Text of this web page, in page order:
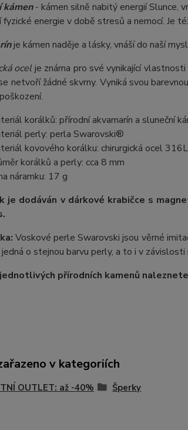
kámen- kámen silně nabitý energií Slunce,
energie v době stresů a nemocí. Je
je kámen naděje a lásky, vnáší do naší
ocel je známa pro své vynikající
netvoří žádné skvrny. Vyniká svou
korálků: přírodní akvamarín a sluneční
perly: perla Swarovski®
kovového korálku: chirurgická ocel 316L
korálků a perly: cca 8 mm
náramku: 17 g
je dodáván v dárkové krabičce s
Voskové perle Swarovski jsou věrné
o stejnou barvu perly, a to i v
přírodních kamenů naleznete
v kategoriích
OUTLET: až -40%
Šperky